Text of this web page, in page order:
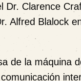
Dr. Clarence
Alfred Blalock
de la máquina